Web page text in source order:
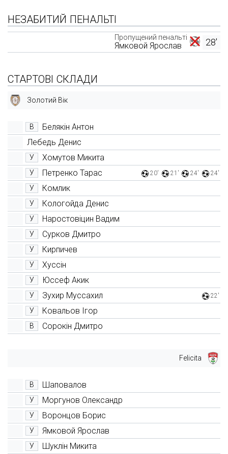
НЕЗАБИТИЙ ПЕНАЛЬТІ
28'
Пропущений пенальті
Ямковой Ярослав
СТАРТОВІ СКЛАДИ
Золотий Вік
В
Белякін Антон
Лебедь Денис
У Хомутов Микита
У Петренко Тарас 20' 21' 24' 24'
У Комлик
У Кологойда Денис
У Наростовіцин Вадим
У Сурков Дмитро
У Кирпичев
У Хуссін
У Юссеф Акик
У Зухир Муссахил 22'
У Ковальов Ігор
В Сорокін Дмитро
Felicita
В Шаповалов
У Моргунов Олександр
У Воронцов Борис
У Ямковой Ярослав
У Шуклін Микита